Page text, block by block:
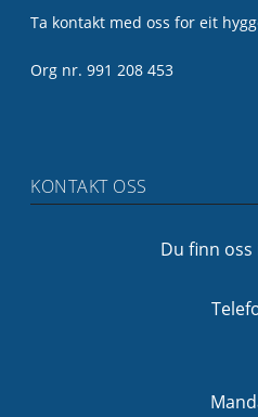
Ta kontakt med oss for eit
Org nr. 991 208 453
KONTAKT OSS
Du finn oss